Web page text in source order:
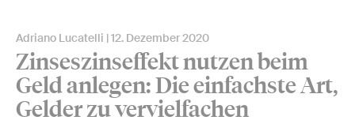
Adriano Lucatelli 12. Dezember 2020
Zinseszinseffekt nutzen beim
Geld anlegen: Die einfachste Art,
Gelder zu vervielfachen